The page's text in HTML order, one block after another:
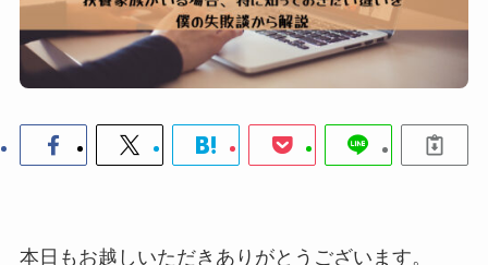
本日もお越しいただきありがとうございます。